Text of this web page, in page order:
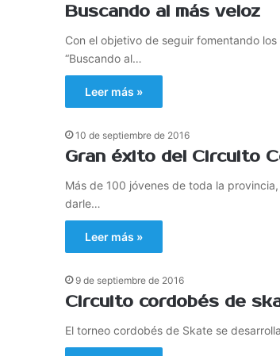
Buscando al más veloz
Con el objetivo de seguir fomentando
“Buscando al…
Leer más »
10 de septiembre de 2016
Gran éxito del Circuito
Más de 100 jóvenes de toda la
darle…
Leer más »
9 de septiembre de 2016
Circuito cordobés de
El torneo cordobés de Skate se